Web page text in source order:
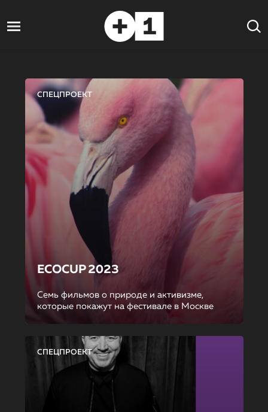
СПЕЦПРОЕКТ
ECOCUP 2023
Семь фильмов о природе и активизме,
которые покажут на фестивале в Москве
СПЕЦПРОЕКТ